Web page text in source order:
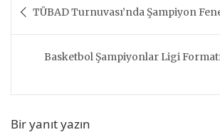
gezinmesi
TÜBAD Turnuvası’nda Şampiyon
Basketbol Şampiyonlar Ligi
Bir yanıt yazın